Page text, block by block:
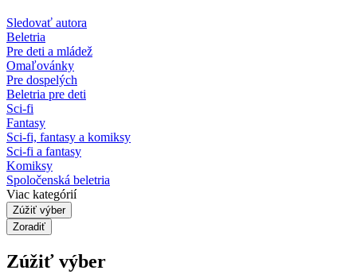
Sledovať autora
Beletria
Pre deti a mládež
Omaľovánky
Pre dospelých
Beletria pre deti
Sci-fi
Fantasy
Sci-fi, fantasy a komiksy
Sci-fi a fantasy
Komiksy
Spoločenská beletria
Viac kategórií
Zúžiť výber
Zoradiť
Zúžiť výber